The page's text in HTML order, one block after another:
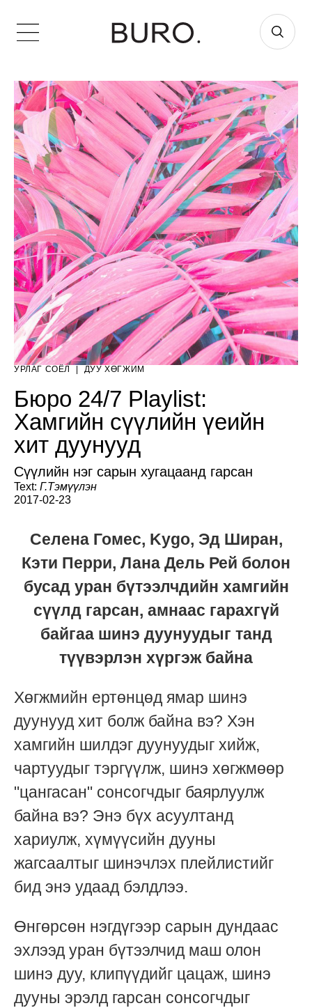
УРЛАГ СОЁЛ ДУУ ХӨГЖИМ
Бюро 24/7 Playlist:
Хамгийн сүүлийн үеийн
хит дуунууд
Сүүлийн нэг сарын хугацаанд гарсан
Text: Г.Тэмүүлэн
2017-02-23
Селена Гомес, Kygo, Эд Ширан,
Кэти Перри, Лана Дель Рей болон
бусад уран бүтээлчдийн хамгийн
сүүлд гарсан, амнаас гарахгүй
байгаа шинэ дуунуудыг танд
түүвэрлэн хүргэж байна
Хөгжмийн ертөнцөд ямар шинэ
дуунууд хит болж байна вэ? Хэн
хамгийн шилдэг дуунуудыг хийж,
чартуудыг тэргүүлж, шинэ хөгжмөөр
"цангасан" сонсогчдыг баярлуулж
байна вэ? Энэ бүх асуултанд
хариулж, хүмүүсийн дууны
жагсаалтыг шинэчлэх плейлистийг
бид энэ удаад бэлдлээ.
Өнгөрсөн нэгдүгээр сарын дундаас
эхлээд уран бүтээлчид маш олон
шинэ дуу, клипүүдийг цацаж, шинэ
дууны эрэлд гарсан сонсогчдыг